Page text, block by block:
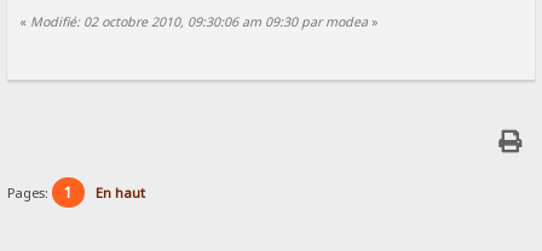
« Modifié: 02 octobre 2010, 09:30:06 am 09:30 par modea »
Pages: 1 En haut